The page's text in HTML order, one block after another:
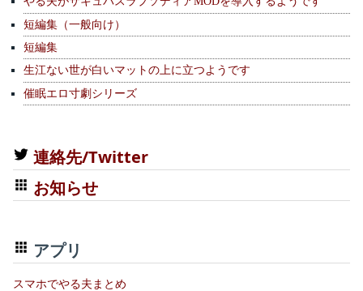
短編集（一般向け）
短編集
生江ない世が白いマットの上に立つようです
催眠エロ寸劇シリーズ
連絡先/Twitter
お知らせ
アプリ
スマホでやる夫まとめ